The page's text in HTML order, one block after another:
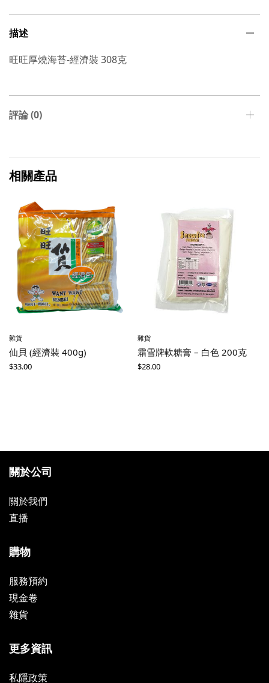
描述
旺旺厚燒海苔-經濟裝 308克
評論 (0)
相關產品
雜貨
仙貝 (經濟裝 400g)
$33.00
雜貨
霜雪牌軟糖膏 – 白色 200克
$28.00
關於公司
關於我們
直播
購物
服務預約
現金卷
雜貨
更多資訊
私隱政策